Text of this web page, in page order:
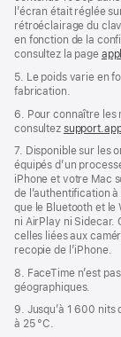
l’écran était réglée
rétroéclairage du
en fonction de la
consultez la page
5. Le poids varie en
fabrication.
6. Pour connaître les
consultez
7. Disponible sur les
équipés d’un
iPhone et votre Mac
de l’authentification
que le Bluetooth et le
ni AirPlay ni Sidecar.
celles liées aux
recopie de l’iPhone.
8. FaceTime n’est
géographiques.
9. Jusqu’à 1 600
à 25 °C.